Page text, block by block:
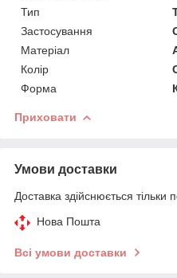
Тип
Застосування
Матеріал
Колір
Форма
Приховати
Умови доставки
Доставка здійснюється тільки
Нова Пошта
Всі умови доставки